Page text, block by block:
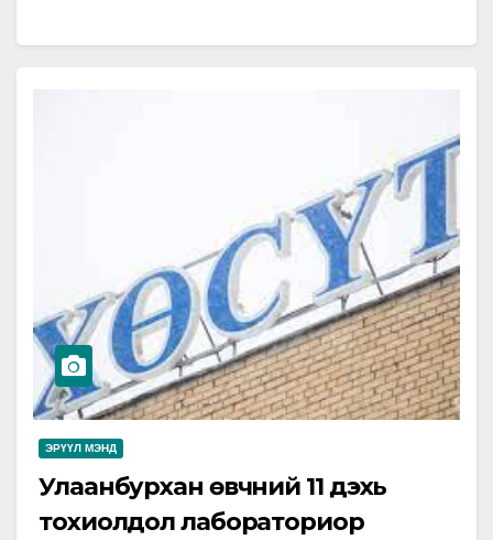
ЭРҮҮЛ МЭНД
Улаанбурхан өвчний 11 дэхь
тохиолдол лабораториор